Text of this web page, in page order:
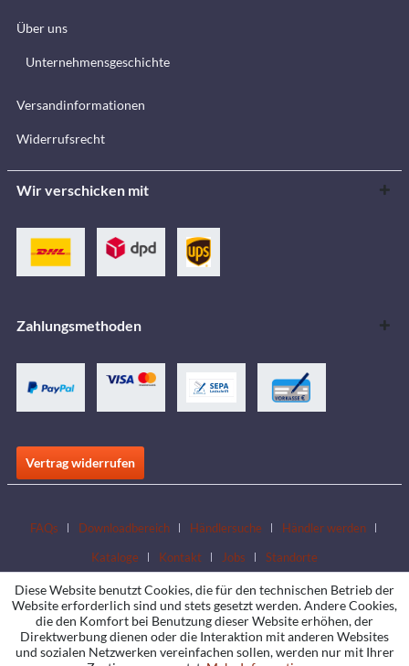
Über uns
Unternehmensgeschichte
Versandinformationen
Widerrufsrecht
Wir verschicken mit
Zahlungsmethoden
Vertrag widerrufen
FAQs Downloadbereich Händlersuche
Händler werden
Kataloge
Kontakt Jobs Standorte
Diese Website benutzt Cookies, die für den technischen Betrieb der
Website erforderlich sind und stets gesetzt werden. Andere Cookies,
die den Komfort bei Benutzung dieser Website erhöhen, der
Direktwerbung dienen oder die Interaktion mit anderen Websites
und sozialen Netzwerken vereinfachen sollen, werden nur mit Ihrer